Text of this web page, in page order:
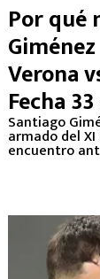
Por qué
Verona
Fecha
Santiago
armado del
encuentro